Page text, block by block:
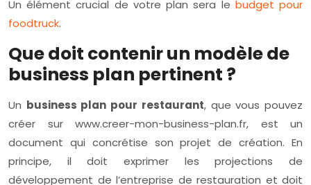
Un élément crucial de votre plan sera le budget pour
foodtruck.
Que doit contenir un modèle de
business plan pertinent ?
Un business plan pour restaurant, que vous pouvez
créer sur www.creer-mon-business-plan.fr, est un
document qui concrétise son projet de création. En
principe, il doit exprimer les projections de
développement de l’entreprise de restauration et doit